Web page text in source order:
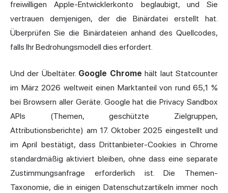
freiwilligen Apple-Entwicklerkonto beglaubigt, und Sie
vertrauen demjenigen, der die Binärdatei erstellt hat.
Überprüfen Sie die Binärdateien anhand des Quellcodes,
falls Ihr Bedrohungsmodell dies erfordert.
Und der Übeltäter. Google Chrome hält laut Statcounter
im März 2026 weltweit einen Marktanteil von rund 65,1 %
bei Browsern aller Geräte. Google hat die Privacy Sandbox
APIs (Themen, geschützte Zielgruppen,
Attributionsberichte) am 17. Oktober 2025 eingestellt und
im April bestätigt, dass Drittanbieter-Cookies in Chrome
standardmäßig aktiviert bleiben, ohne dass eine separate
Zustimmungsanfrage erforderlich ist. Die Themen-
Taxonomie, die in einigen Datenschutzartikeln immer noch